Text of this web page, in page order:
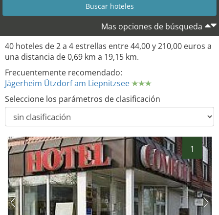
21
35
Mas opciones de búsqueda
40 hoteles de 2 a 4 estrellas entre 44,00 y 210,00 euros a
una distancia de 0,69 km a 19,15 km.
Frecuentemente recomendado:
Jägerheim Ützdorf am Liepnitzsee
Seleccione los parámetros de clasificación
1